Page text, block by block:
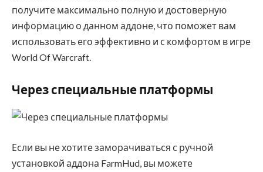
получите максимально полную и достоверную
информацию о данном аддоне, что поможет вам
использовать его эффективно и с комфортом в игре
World Of Warcraft.
Через специальные платформы
Если вы не хотите заморачиваться с ручной
установкой аддона FarmHud, вы можете